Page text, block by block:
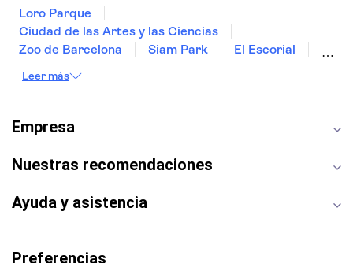
Loro Parque
Ciudad de las Artes y las Ciencias
Zoo de Barcelona
Siam Park
El Escorial
Cueva de Nerja
Capilla Sixtina
Montserrat
Museo del Louvre
Casa Batlló
Estadio Santiago Bernabéu
Alhambra
Leer más
Empresa
Nuestras recomendaciones
Ayuda y asistencia
Preferencias